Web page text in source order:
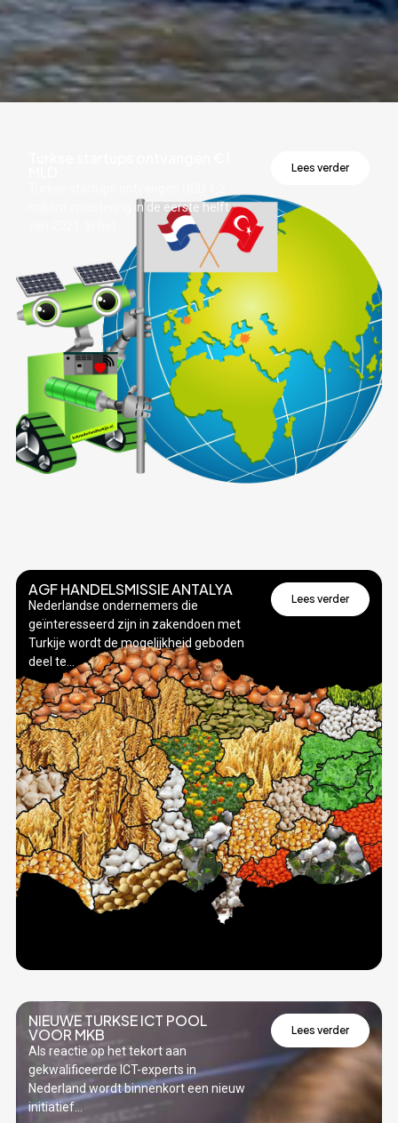
miljard investering in de eerste helft
Lees verder
AGF HANDELSMISSIE ANTALYA
Nederlandse ondernemers die
geïnteresseerd zijn in zakendoen met
Turkije wordt de mogelijkheid geboden
deel te...
Lees verder
NIEUWE TURKSE ICT POOL
VOOR MKB
Als reactie op het tekort aan
gekwalificeerde ICT-experts in
Nederland wordt binnenkort een nieuw
initiatief...
Lees verder